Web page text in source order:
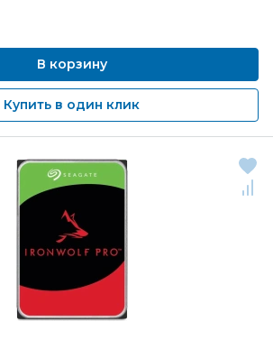
В корзину
Купить в один клик